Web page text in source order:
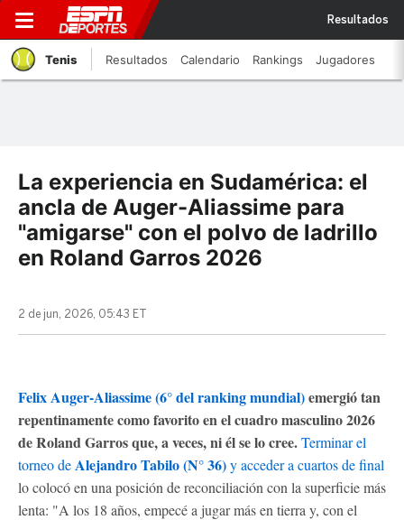
Resultados
Tenis Resultados Calendario Rankings Jugadores
La experiencia en Sudamérica: el
ancla de Auger-Aliassime para
"amigarse" con el polvo de ladrillo
en Roland Garros 2026
2 de jun, 2026, 05:43 ET
Felix Auger-Aliassime (6° del ranking mundial)emergió tan
repentinamente como favorito en el cuadro masculino 2026
de Roland Garros que, a veces, ni él se lo cree.Terminar el
torneo deAlejandro Tabilo (N° 36)y acceder a cuartos de final
lo colocó en una posición de reconciliación con la superficie más
lenta: "A los 18 años, empecé a jugar más en tierra y, con el